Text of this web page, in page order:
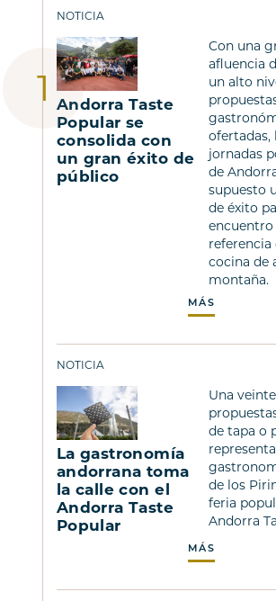
NOTICIA
Andorra Taste
Popular se
consolida con
un gran éxito de
público
Con una
afluencia
un alto
ofertadas,
jornadas
de
supuesto
de éxito
referencia
cocina de
montaña.
MÁS
NOTICIA
La gastronomía
andorrana toma
la calle con el
Andorra Taste
Popular
Una
de tapa o
de los
feria
Andorra
MÁS